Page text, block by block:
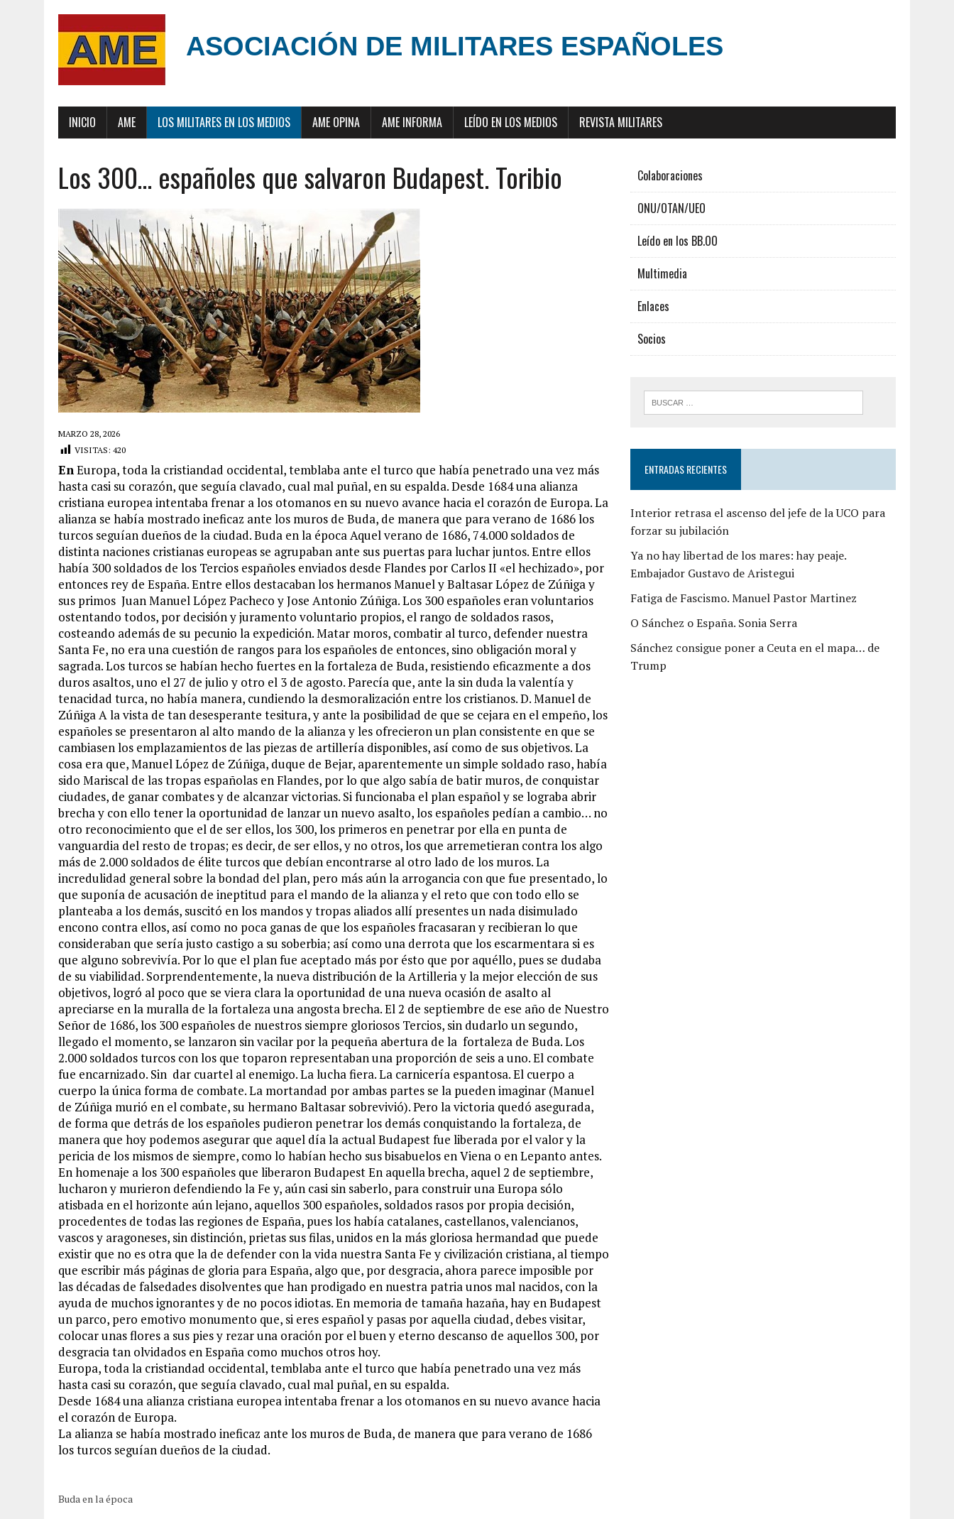
ASOCIACIÓN DE MILITARES ESPAÑOLES
INICIO AME LOS MILITARES EN LOS MEDIOS AME OPINA AME INFORMA LEÍDO EN LOS MEDIOS REVISTA MILITARES
Los 300… españoles que salvaron Budapest. Toribio
MARZO 28, 2026
VISITAS: 420
EnEuropa, toda la cristiandad occidental, temblaba ante el turco que había penetrado una vez más
hasta casi su corazón, que seguía clavado, cual mal puñal, en su espalda. Desde 1684 una alianza
cristiana europea intentaba frenar a los otomanos en su nuevo avance hacia el corazón de Europa. La
alianza se había mostrado ineficaz ante los muros de Buda, de manera que para verano de 1686 los
turcos seguían dueños de la ciudad. Buda en la época Aquel verano de 1686, 74.000 soldados de
distinta naciones cristianas europeas se agrupaban ante sus puertas para luchar juntos. Entre ellos
había 300 soldados de los Tercios españoles enviados desde Flandes por Carlos II «el hechizado», por
entonces rey de España. Entre ellos destacaban los hermanos Manuel y Baltasar López de Zúñiga y
sus primos Juan Manuel López Pacheco y Jose Antonio Zúñiga. Los 300 españoles eran voluntarios
ostentando todos, por decisión y juramento voluntario propios, el rango de soldados rasos,
costeando además de su pecunio la expedición. Matar moros, combatir al turco, defender nuestra
Santa Fe, no era una cuestión de rangos para los españoles de entonces, sino obligación moral y
sagrada. Los turcos se habían hecho fuertes en la fortaleza de Buda, resistiendo eficazmente a dos
duros asaltos, uno el 27 de julio y otro el 3 de agosto. Parecía que, ante la sin duda la valentía y
tenacidad turca, no había manera, cundiendo la desmoralización entre los cristianos. D. Manuel de
Zúñiga A la vista de tan desesperante tesitura, y ante la posibilidad de que se cejara en el empeño, los
españoles se presentaron al alto mando de la alianza y les ofrecieron un plan consistente en que se
cambiasen los emplazamientos de las piezas de artillería disponibles, así como de sus objetivos. La
cosa era que, Manuel López de Zúñiga, duque de Bejar, aparentemente un simple soldado raso, había
sido Mariscal de las tropas españolas en Flandes, por lo que algo sabía de batir muros, de conquistar
ciudades, de ganar combates y de alcanzar victorias. Si funcionaba el plan español y se lograba abrir
brecha y con ello tener la oportunidad de lanzar un nuevo asalto, los españoles pedían a cambio… no
otro reconocimiento que el de ser ellos, los 300, los primeros en penetrar por ella en punta de
vanguardia del resto de tropas; es decir, de ser ellos, y no otros, los que arremetieran contra los algo
más de 2.000 soldados de élite turcos que debían encontrarse al otro lado de los muros. La
incredulidad general sobre la bondad del plan, pero más aún la arrogancia con que fue presentado, lo
que suponía de acusación de ineptitud para el mando de la alianza y el reto que con todo ello se
planteaba a los demás, suscitó en los mandos y tropas aliados allí presentes un nada disimulado
encono contra ellos, así como no poca ganas de que los españoles fracasaran y recibieran lo que
consideraban que sería justo castigo a su soberbia; así como una derrota que los escarmentara si es
que alguno sobrevivía. Por lo que el plan fue aceptado más por ésto que por aquéllo, pues se dudaba
de su viabilidad. Sorprendentemente, la nueva distribución de la Artilleria y la mejor elección de sus
objetivos, logró al poco que se viera clara la oportunidad de una nueva ocasión de asalto al
apreciarse en la muralla de la fortaleza una angosta brecha. El 2 de septiembre de ese año de Nuestro
Señor de 1686, los 300 españoles de nuestros siempre gloriosos Tercios, sin dudarlo un segundo,
llegado el momento, se lanzaron sin vacilar por la pequeña abertura de la fortaleza de Buda. Los
2.000 soldados turcos con los que toparon representaban una proporción de seis a uno. El combate
fue encarnizado. Sin dar cuartel al enemigo. La lucha fiera. La carnicería espantosa. El cuerpo a
cuerpo la única forma de combate. La mortandad por ambas partes se la pueden imaginar (Manuel
de Zúñiga murió en el combate, su hermano Baltasar sobrevivió). Pero la victoria quedó asegurada,
de forma que detrás de los españoles pudieron penetrar los demás conquistando la fortaleza, de
manera que hoy podemos asegurar que aquel día la actual Budapest fue liberada por el valor y la
pericia de los mismos de siempre, como lo habían hecho sus bisabuelos en Viena o en Lepanto antes.
En homenaje a los 300 españoles que liberaron Budapest En aquella brecha, aquel 2 de septiembre,
lucharon y murieron defendiendo la Fe y, aún casi sin saberlo, para construir una Europa sólo
atisbada en el horizonte aún lejano, aquellos 300 españoles, soldados rasos por propia decisión,
procedentes de todas las regiones de España, pues los había catalanes, castellanos, valencianos,
vascos y aragoneses, sin distinción, prietas sus filas, unidos en la más gloriosa hermandad que puede
existir que no es otra que la de defender con la vida nuestra Santa Fe y civilización cristiana, al tiempo
que escribir más páginas de gloria para España, algo que, por desgracia, ahora parece imposible por
las décadas de falsedades disolventes que han prodigado en nuestra patria unos mal nacidos, con la
ayuda de muchos ignorantes y de no pocos idiotas. En memoria de tamaña hazaña, hay en Budapest
un parco, pero emotivo monumento que, si eres español y pasas por aquella ciudad, debes visitar,
colocar unas flores a sus pies y rezar una oración por el buen y eterno descanso de aquellos 300, por
desgracia tan olvidados en España como muchos otros hoy.
Europa, toda la cristiandad occidental, temblaba ante el turco que había penetrado una vez más
hasta casi su corazón, que seguía clavado, cual mal puñal, en su espalda.
Desde 1684 una alianza cristiana europea intentaba frenar a los otomanos en su nuevo avance hacia
el corazón de Europa.
La alianza se había mostrado ineficaz ante los muros de Buda, de manera que para verano de 1686
los turcos seguían dueños de la ciudad.
Buda en la época
Colaboraciones
ONU/OTAN/UEO
Leído en los BB.OO
Multimedia
Enlaces
Socios
ENTRADAS RECIENTES
Interior retrasa el ascenso del jefe de la UCO para
forzar su jubilación
Ya no hay libertad de los mares: hay peaje.
Embajador Gustavo de Aristegui
Fatiga de Fascismo. Manuel Pastor Martinez
O Sánchez o España. Sonia Serra
Sánchez consigue poner a Ceuta en el mapa… de
Trump